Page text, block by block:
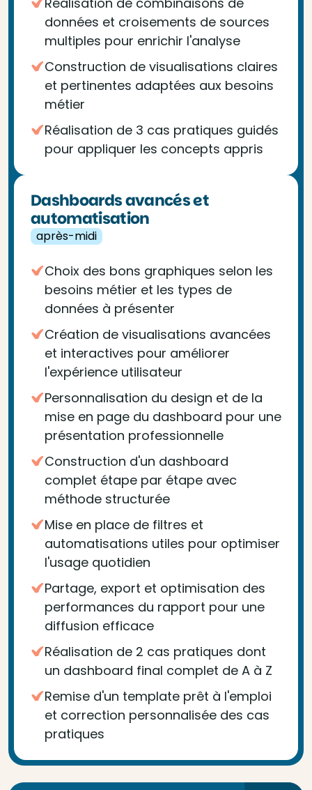
données et croisements de sources
multiples pour enrichir l'analyse
Construction de visualisations claires
et pertinentes adaptées aux besoins
métier
Réalisation de 3 cas pratiques guidés
pour appliquer les concepts appris
Dashboards avancés et
automatisation
après-midi
Choix des bons graphiques selon les
besoins métier et les types de
données à présenter
Création de visualisations avancées
et interactives pour améliorer
l'expérience utilisateur
Personnalisation du design et de la
mise en page du dashboard pour une
présentation professionnelle
Construction d'un dashboard
complet étape par étape avec
méthode structurée
Mise en place de filtres et
automatisations utiles pour optimiser
l'usage quotidien
Partage, export et optimisation des
performances du rapport pour une
diffusion efficace
Réalisation de 2 cas pratiques dont
un dashboard final complet de A à Z
Remise d'un template prêt à l'emploi
et correction personnalisée des cas
pratiques